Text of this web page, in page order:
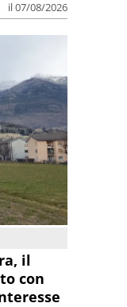
il 07/08/2026
il
con